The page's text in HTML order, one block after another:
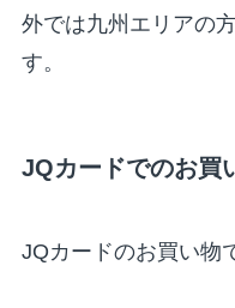
外では九州エリアの
す。
JQカードでのお買
JQカードのお買い物